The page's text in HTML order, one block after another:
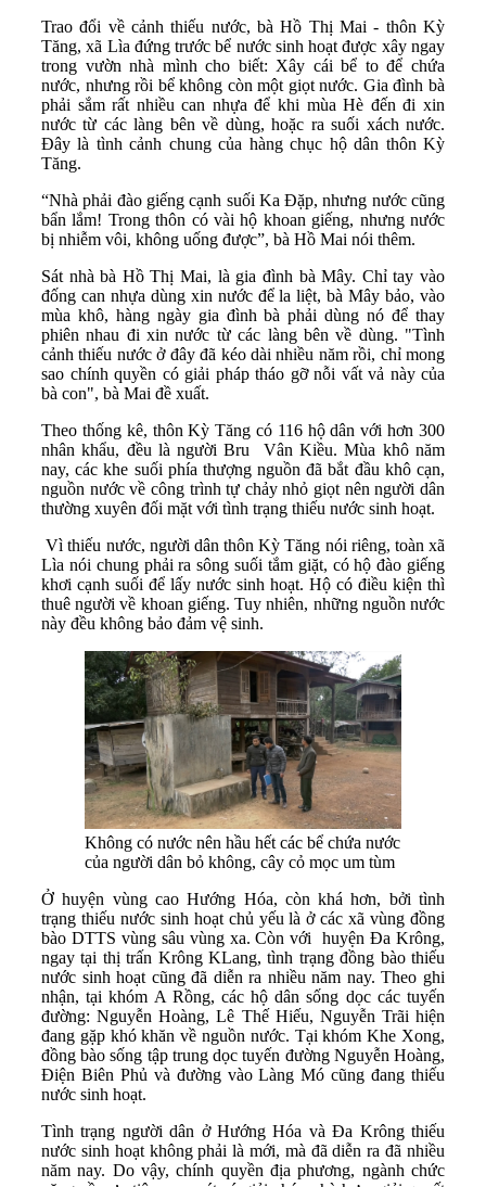
Trao đổi về cảnh thiếu nước, bà Hồ Thị Mai - thôn Kỳ
Tăng, xã Lìa đứng trước bể nước sinh hoạt được xây ngay
trong vườn nhà mình cho biết: Xây cái bể to để chứa
nước, nhưng rồi bể không còn một giọt nước. Gia đình bà
phải sắm rất nhiều can nhựa để khi mùa Hè đến đi xin
nước từ các làng bên về dùng, hoặc ra suối xách nước.
Đây là tình cảnh chung của hàng chục hộ dân thôn Kỳ
Tăng.
“Nhà phải đào giếng cạnh suối Ka Đặp, nhưng nước cũng
bẩn lắm! Trong thôn có vài hộ khoan giếng, nhưng nước
bị nhiễm vôi, không uống được”, bà Hồ Mai nói thêm.
Sát nhà bà Hồ Thị Mai, là gia đình bà Mây. Chỉ tay vào
đống can nhựa dùng xin nước để la liệt, bà Mây bảo, vào
mùa khô, hàng ngày gia đình bà phải dùng nó để thay
phiên nhau đi xin nước từ các làng bên về dùng. "Tình
cảnh thiếu nước ở đây đã kéo dài nhiều năm rồi, chỉ mong
sao chính quyền có giải pháp tháo gỡ nỗi vất vả này của
bà con", bà Mai đề xuất.
Theo thống kê, thôn Kỳ Tăng có 116 hộ dân với hơn 300
nhân khẩu, đều là người Bru Vân Kiều. Mùa khô năm
nay, các khe suối phía thượng nguồn đã bắt đầu khô cạn,
nguồn nước về công trình tự chảy nhỏ giọt nên người dân
thường xuyên đối mặt với tình trạng thiếu nước sinh hoạt.
Vì thiếu nước, người dân thôn Kỳ Tăng nói riêng, toàn xã
Lìa nói chung phải ra sông suối tắm giặt, có hộ đào giếng
khơi cạnh suối để lấy nước sinh hoạt. Hộ có điều kiện thì
thuê người về khoan giếng. Tuy nhiên, những nguồn nước
này đều không bảo đảm vệ sinh.
Không có nước nên hầu hết các bể chứa nước
của người dân bỏ không, cây cỏ mọc um tùm
Ở huyện vùng cao Hướng Hóa, còn khá hơn, bởi tình
trạng thiếu nước sinh hoạt chủ yếu là ở các xã vùng đồng
bào DTTS vùng sâu vùng xa. Còn với huyện Đa Krông,
ngay tại thị trấn Krông KLang, tình trạng đồng bào thiếu
nước sinh hoạt cũng đã diễn ra nhiều năm nay. Theo ghi
nhận, tại khóm A Rồng, các hộ dân sống dọc các tuyến
đường: Nguyễn Hoàng, Lê Thế Hiếu, Nguyễn Trãi hiện
đang gặp khó khăn về nguồn nước. Tại khóm Khe Xong,
đồng bào sống tập trung dọc tuyến đường Nguyễn Hoàng,
Điện Biên Phủ và đường vào Làng Mó cũng đang thiếu
nước sinh hoạt.
Tình trạng người dân ở Hướng Hóa và Đa Krông thiếu
nước sinh hoạt không phải là mới, mà đã diễn ra đã nhiều
năm nay. Do vậy, chính quyền địa phương, ngành chức